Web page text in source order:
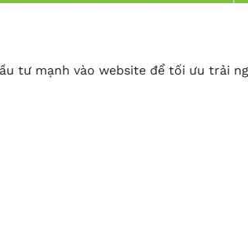
tư mạnh vào website để tối ưu trải